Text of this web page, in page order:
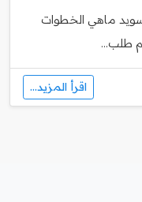
ماهي الخطوات
طلب...
اقرأ المزيد...